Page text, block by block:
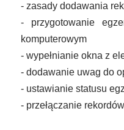
- zasady dodawania
- przygotowanie
komputerowym
- wypełnianie okna z
- dodawanie uwag do
- ustawianie statusu
- przełączanie